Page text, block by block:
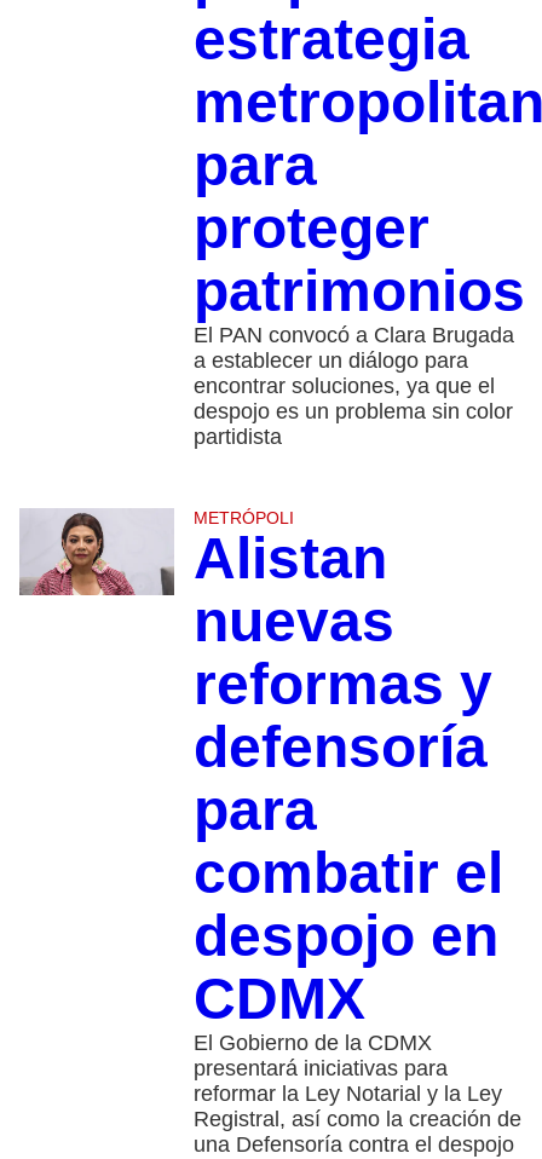
estrategia
para
proteger
patrimonios
El PAN convocó a Clara Brugada
a establecer un diálogo para
encontrar soluciones, ya que el
despojo es un problema sin color
partidista
METRÓPOLI
Alistan
nuevas
reformas y
defensoría
para
combatir el
despojo en
CDMX
El Gobierno de la CDMX
presentará iniciativas para
reformar la Ley Notarial y la Ley
Registral, así como la creación de
una Defensoría contra el despojo